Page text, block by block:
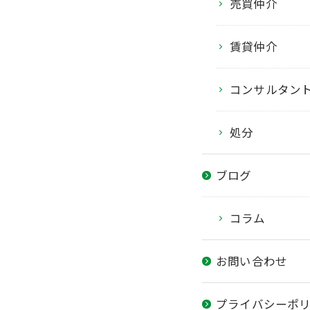
売買仲介
賃貸仲介
コンサルタント
処分
ブログ
コラム
お問い合わせ
プライバシーポ